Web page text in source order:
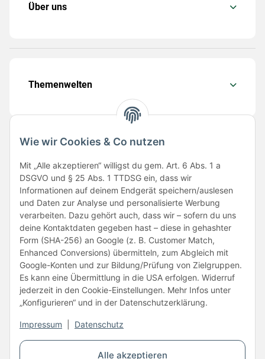
Alle akzeptieren
Wie wir Cookies & Co nutzen
Mit „Alle akzeptieren“ willigst du gem. Art. 6 Abs. 1 a
DSGVO und § 25 Abs. 1 TTDSG ein, dass wir
Informationen auf deinem Endgerät speichern/auslesen
und Daten zur Analyse und personalisierte Werbung
verarbeiten. Dazu gehört auch, dass wir – sofern du uns
deine Kontaktdaten gegeben hast – diese in gehashter
Form (SHA-256) an Google (z. B. Customer Match,
Enhanced Conversions) übermitteln, zum Abgleich mit
Google-Konten und zur Bildung/Prüfung von Zielgruppen.
Es kann eine Übermittlung in die USA erfolgen. Widerruf
jederzeit in den Cookie-Einstellungen. Mehr Infos unter
„Konfigurieren“ und in der Datenschutzerklärung.
Impressum Datenschutz
Über uns
Themenwelten
Folge uns
Unsere Partner
Vertrag widerrufen